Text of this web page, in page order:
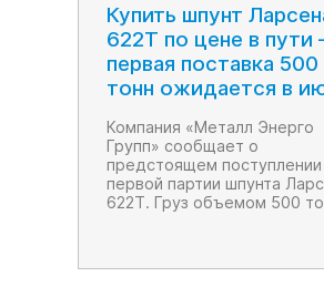
Купить шпунт
622T по цене в
первая поставка 500
тонн ожидается в
Компания «Металл Энерго
Групп» сообщает о
предстоящем поступлении
первой партии шпунта
622T. Груз объемом 500